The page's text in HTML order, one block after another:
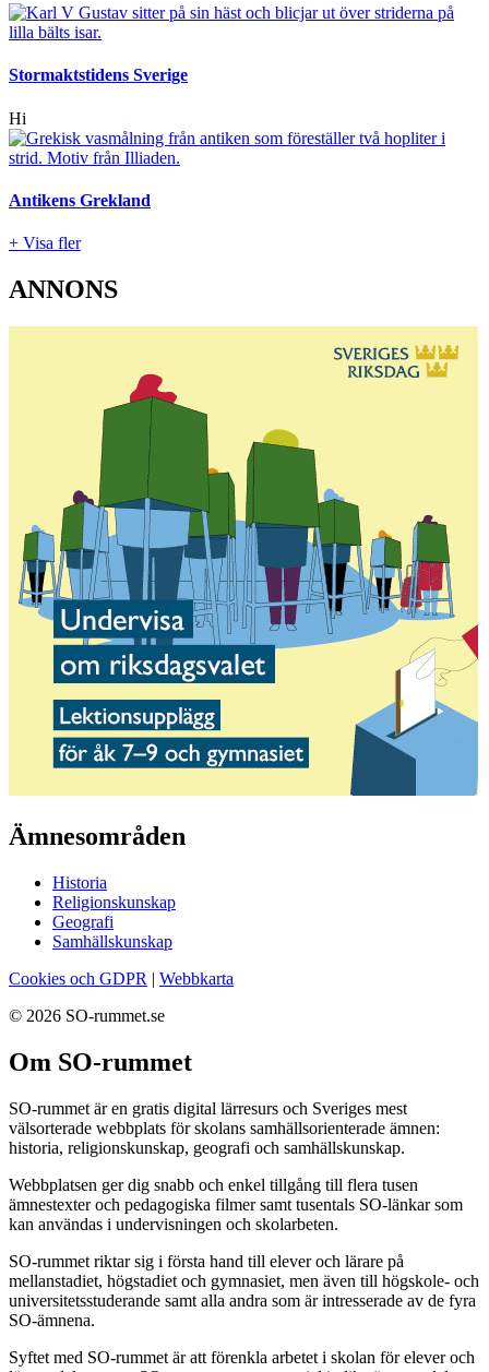
Stormaktstidens Sverige
Hi
Antikens Grekland
+ Visa fler
ANNONS
Ämnesområden
Historia
Religionskunskap
Geografi
Samhällskunskap
Cookies och GDPR | Webbkarta
© 2026 SO-rummet.se
Om SO-rummet
SO-rummet är en gratis digital lärresurs och Sveriges mest
välsorterade webbplats för skolans samhällsorienterade ämnen:
historia, religionskunskap, geografi och samhällskunskap.
Webbplatsen ger dig snabb och enkel tillgång till flera tusen
ämnestexter och pedagogiska filmer samt tusentals SO-länkar som
kan användas i undervisningen och skolarbeten.
SO-rummet riktar sig i första hand till elever och lärare på
mellanstadiet, högstadiet och gymnasiet, men även till högskole- och
universitetsstuderande samt alla andra som är intresserade av de fyra
SO-ämnena.
Syftet med SO-rummet är att förenkla arbetet i skolan för elever och